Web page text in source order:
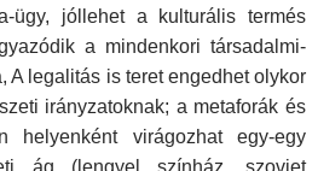
ügy, jóllehet a kulturális termés
a mindenkori társadalmi-
A legalitás is teret engedhet olykor
irányzatoknak; a metaforák és
helyenként virágozhat egy-egy